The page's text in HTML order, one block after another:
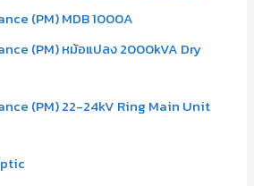
(PM) MDB 1000A
(PM) หม้อแปลง 2000kVA Dry
(PM) 22-24kV Ring Main Unit